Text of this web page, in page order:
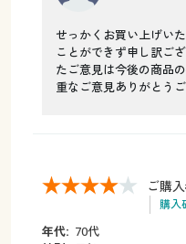
せっかくお買い上げい
ことができず申し訳ご
たご意見は今後の商品
重なご意見ありがとうご
ご購
購入
年代: 70代